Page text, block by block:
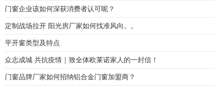
门窗企业该如何深获消费者认可呢？
定制战场拉开 阳光房厂家如何找准风向。。
平开窗类型及特点
众志成城 共抗疫情｜致全体欧莱诺家人的一封信！
门窗品牌厂家如何招纳铝合金门窗加盟商？